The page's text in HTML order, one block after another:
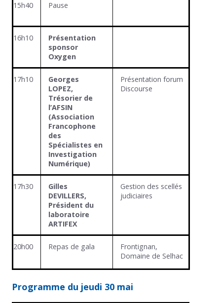
15h40 Pause
16h10
Présentation
sponsor
Oxygen
17h10
Georges
LOPEZ,
Trésorier de
l’AFSIN
(Association
Francophone
des
Spécialistes en
Investigation
Numérique)
Présentation forum
Discourse
17h30
Gilles
DEVILLERS,
Président du
laboratoire
ARTIFEX
Gestion des scellés
judiciaires
20h00 Repas de gala
Frontignan,
Domaine de Selhac
Programme du jeudi 30 mai